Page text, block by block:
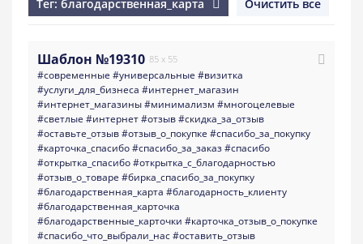
Тег: благодарственная_карта Очистить все
Шаблон №19310 85 x 55
#современные #универсальные #визитка
#услуги_для_бизнеса #интернет_магазин
#интернет_магазины#минимализм #многоцелевые
#светлые #интернет#отзыв#скидка_за_отзыв
#оставьте_отзыв#отзыв_о_покупке #спасибо_за_покупку
#карточка_спасибо#спасибо_за_заказ#спасибо
#открытка_спасибо#открытка_с_благодарностью
#отзыв_о_товаре #бирка_спасибо_за_покупку
#благодарственная_карта #благодарность_клиенту
#благодарственная_карточка
#благодарственные_карточки #карточка_отзыв_о_покупке
#спасибо_что_выбрали_нас#оставить_отзыв